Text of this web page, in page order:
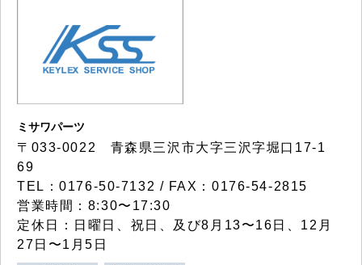
ミサワパーツ
〒033-0022 青森県三沢市大字三沢字堀口17-1
69
TEL：0176-50-7132 / FAX：0176-54-2815
営業時間：8:30〜17:30
定休日：日曜日、祝日、及び8月13〜16日、12月
27日〜1月5日